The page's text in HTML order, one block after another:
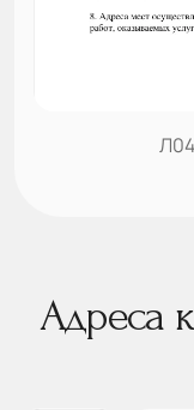
Адреса